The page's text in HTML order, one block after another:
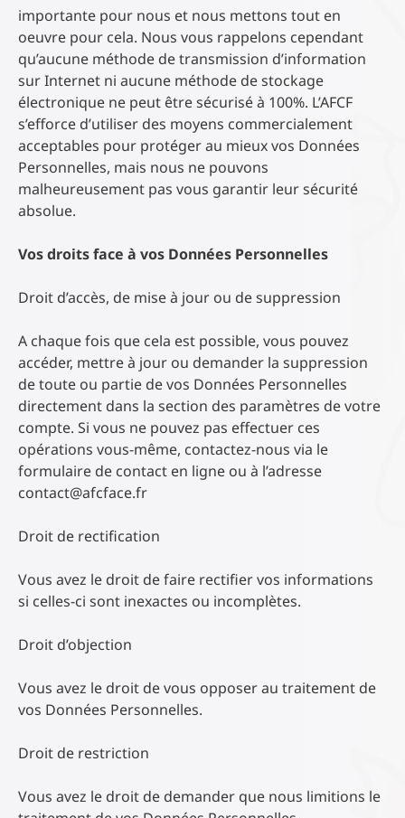
importante pour nous et nous mettons tout en
oeuvre pour cela. Nous vous rappelons cependant
qu’aucune méthode de transmission d’information
sur Internet ni aucune méthode de stockage
électronique ne peut être sécurisé à 100%. L’AFCF
s’efforce d’utiliser des moyens commercialement
acceptables pour protéger au mieux vos Données
Personnelles, mais nous ne pouvons
malheureusement pas vous garantir leur sécurité
absolue.
Vos droits face à vos Données Personnelles
Droit d’accès, de mise à jour ou de suppression
A chaque fois que cela est possible, vous pouvez
accéder, mettre à jour ou demander la suppression
de toute ou partie de vos Données Personnelles
directement dans la section des paramètres de votre
compte. Si vous ne pouvez pas effectuer ces
opérations vous-même, contactez-nous via le
formulaire de contact en ligne ou à l’adresse
contact@afcface.fr
Droit de rectification
Vous avez le droit de faire rectifier vos informations
si celles-ci sont inexactes ou incomplètes.
Droit d’objection
Vous avez le droit de vous opposer au traitement de
vos Données Personnelles.
Droit de restriction
Vous avez le droit de demander que nous limitions le